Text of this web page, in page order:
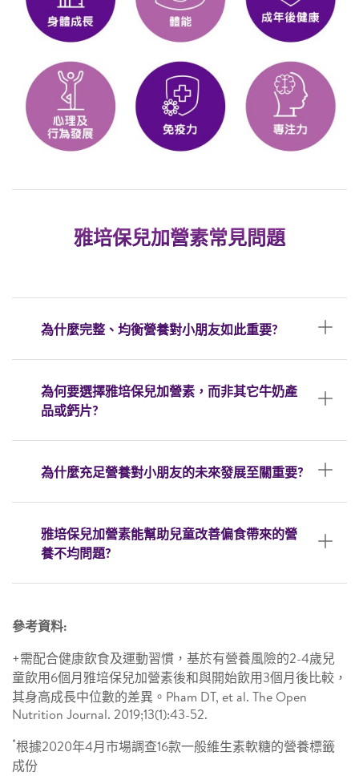
雅培保兒加營素常見問題
為什麼完整、均衡營養對小朋友如此重要?
為何要選擇雅培保兒加營素，而非其它牛奶產
品或鈣片?
為什麼充足營養對小朋友的未來發展至關重要?
雅培保兒加營素能幫助兒童改善偏食帶來的營
養不均問題?
參考資料:
+需配合健康飲食及運動習慣，基於有營養風險的2-4歲兒
童飲用6個月雅培保兒加營素後和與開始飲用3個月後比較，
其身高成長中位數的差異。Pham DT, et al. The Open
Nutrition Journal. 2019;13(1):43-52.
*根據2020年4月市場調查16款一般維生素軟糖的營養標籤
成份